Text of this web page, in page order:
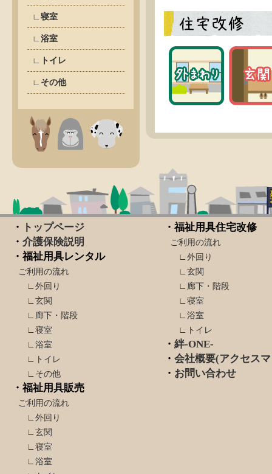
∟寝室
∟浴室
∟トイレ
∟その他
・
トップページ
・ 介護保険説明
・福祉用具レンタル
ご利用の流れ
∟外回り
∟玄関
∟廊下・階段
∟寝室
∟浴室
∟トイレ
∟その他
・福祉用具販売
ご利用の流れ
∟外回り
∟玄関
∟寝室
∟浴室
・福祉用具住宅改修
ご利用の流れ
∟外回り
∟玄関
∟廊下・階段
∟寝室
∟浴室
∟トイレ
・ 絆-ONE-
・ 会社概要(アクセス
・ お問い合わせ